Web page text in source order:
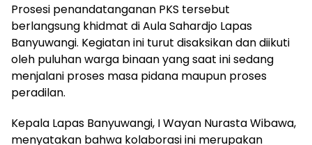
Prosesi penandatanganan PKS tersebut
berlangsung khidmat di Aula Sahardjo Lapas
Banyuwangi. Kegiatan ini turut disaksikan dan diikuti
oleh puluhan warga binaan yang saat ini sedang
menjalani proses masa pidana maupun proses
peradilan.
Kepala Lapas Banyuwangi, I Wayan Nurasta Wibawa,
menyatakan bahwa kolaborasi ini merupakan